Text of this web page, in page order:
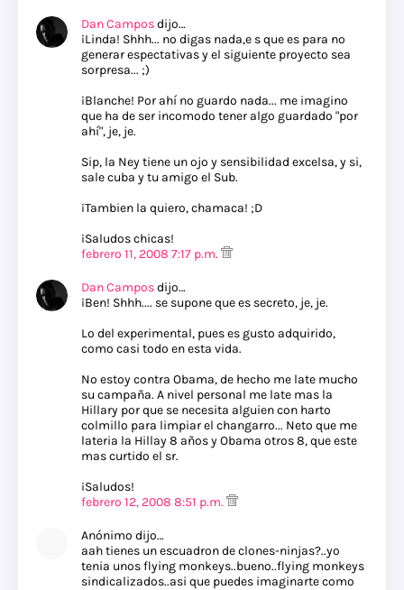
Dan Camposdijo…
¡Linda! Shhh... no digas nada,e s que es para no
generar espectativas y el siguiente proyecto sea
sorpresa... ;)
¡Blanche! Por ahí no guardo nada... me imagino
que ha de ser incomodo tener algo guardado "por
ahí", je, je.
Sip, la Ney tiene un ojo y sensibilidad excelsa, y si,
sale cuba y tu amigo el Sub.
¡Tambien la quiero, chamaca! ;D
¡Saludos chicas!
febrero 11, 2008 7:17 p.m.
Dan Camposdijo…
¡Ben! Shhh.... se supone que es secreto, je, je.
Lo del experimental, pues es gusto adquirido,
como casi todo en esta vida.
No estoy contra Obama, de hecho me late mucho
su campaña. A nivel personal me late mas la
Hillary por que se necesita alguien con harto
colmillo para limpiar el changarro... Neto que me
lateria la Hillay 8 años y Obama otros 8, que este
mas curtido el sr.
¡Saludos!
febrero 12, 2008 8:51 p.m.
Anónimo dijo…
aah tienes un escuadron de clones-ninjas?..yo
tenia unos flying monkeys..bueno..flying monkeys
sindicalizados..asi que puedes imaginarte como